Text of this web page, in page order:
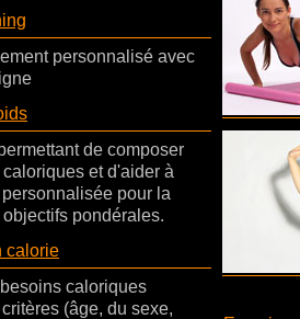
personnalisé avec
de composer
et d'aider à
pour la
pondérales.
calorie
caloriques
(âge, du sexe,